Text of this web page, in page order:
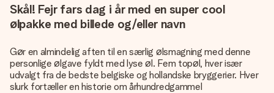
Skål! Fejr fars dag i år med en super cool
ølpakke med billede og/eller navn
Gør en almindelig aften til en særlig ølsmagning med denne
personlige ølgave fyldt med lyse øl. Fem topøl, hver især
udvalgt fra de bedste belgiske og hollandske bryggerier. Hver
slurk fortæller en historie om århundredgammel